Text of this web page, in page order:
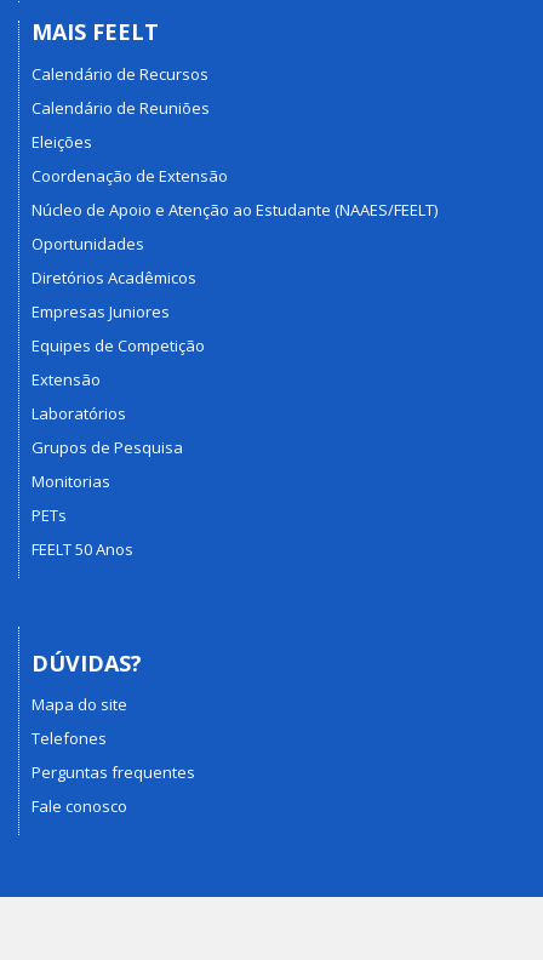
MAIS FEELT
Calendário de Recursos
Calendário de Reuniões
Eleições
Coordenação de Extensão
Núcleo de Apoio e Atenção ao Estudante (NAAES/FEELT)
Oportunidades
Diretórios Acadêmicos
Empresas Juniores
Equipes de Competição
Extensão
Laboratórios
Grupos de Pesquisa
Monitorias
PETs
FEELT 50 Anos
DÚVIDAS?
Mapa do site
Telefones
Perguntas frequentes
Fale conosco